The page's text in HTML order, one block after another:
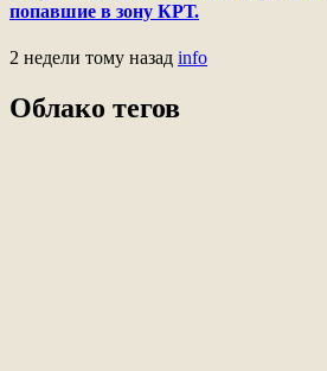
попавшие в зону КРТ.
2 недели тому назад info
Облако тегов